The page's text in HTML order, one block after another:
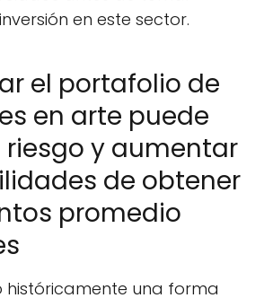
en este sector.
el portafolio de
en arte puede
riesgo y aumentar
de obtener
promedio
históricamente una forma